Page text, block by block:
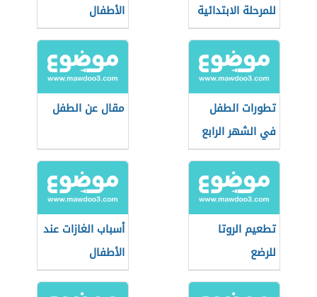
للمرحلة الابتدائية
الأطفال
تطورات الطفل
في الشهر الرابع
مقال عن الطفل
تطعيم الروتا
للرضع
أسباب الغازات عند
الأطفال